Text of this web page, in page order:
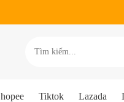
Tiktok Lazada